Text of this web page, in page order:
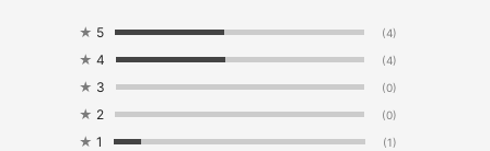
★ 5 (4)
★ 4 (4)
★ 3 (0)
★ 2 (0)
★ 1 (1)